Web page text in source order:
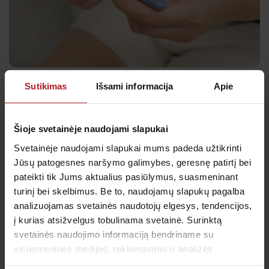
Sutikimas Išsami informacija Apie
Šioje svetainėje naudojami slapukai
Svetainėje naudojami slapukai mums padeda užtikrinti
Jūsų patogesnes naršymo galimybes, geresnę patirtį bei
pateikti tik Jums aktualius pasiūlymus, suasmeninant
turinį bei skelbimus. Be to, naudojamų slapukų pagalba
analizuojamas svetainės naudotojų elgesys, tendencijos,
į kurias atsižvelgus tobulinama svetainė. Surinktą
svetainės naudojimo informaciją bendriname su
visuomeninės medijos, reklamavimo ir analizės
sindromas ir pastojimas. PKS iš tiesų yra viena
dažniausių priežasčių, dėl kurių moterys nepastoja
dėl ovuliacijos sutrikimų. Tačiau tai nereiškia, kad
PKS – automatinis nuosprendis nevaisingumui.
Svarbiausi aspektai:
Daug moterų su PKS pastoja spontaniškai, ypač
subalansavus svorį, mitybą ir gyvenimo būdą.